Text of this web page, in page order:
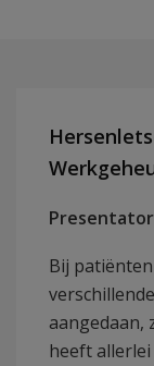
Bij
aangedaan,
heeft